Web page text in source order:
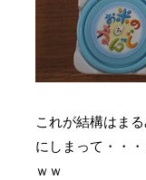
これが結構はま
にしまって・・
ｗｗ